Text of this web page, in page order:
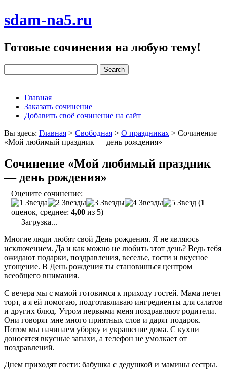
sdam-na5.ru
Готовые сочинения на любую тему!
Главная
Заказать сочинение
Добавить своё сочинение на сайт
Вы здесь: Главная > Свободная > О праздниках > Сочинение
«Мой любимый праздник — день рождения»
Сочинение «Мой любимый праздник
— день рождения»
Оцените сочинение:
(1
оценок, среднее: 4,00 из 5)
Загрузка...
Многие люди любят свой День рождения. Я не являюсь
исключением. Да и как можно не любить этот день? Ведь тебя
ожидают подарки, поздравления, веселье, гости и вкусное
угощение. В День рождения ты становишься центром
всеобщего внимания.
С вечера мы с мамой готовимся к приходу гостей. Мама печет
торт, а я ей помогаю, подготавливаю ингредиенты для салатов
и других блюд. Утром первыми меня поздравляют родители.
Они говорят мне много приятных слов и дарят подарок.
Потом мы начинаем уборку и украшение дома. С кухни
доносятся вкусные запахи, а телефон не умолкает от
поздравлений.
Днем приходят гости: бабушка с дедушкой и мамины сестры.